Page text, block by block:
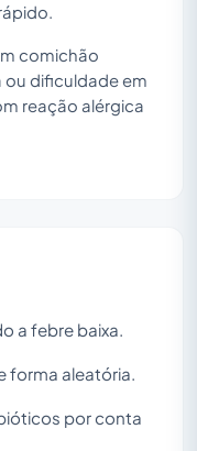
comichão
ou dificuldade em
reação alérgica
a febre baixa.
forma aleatória.
por conta